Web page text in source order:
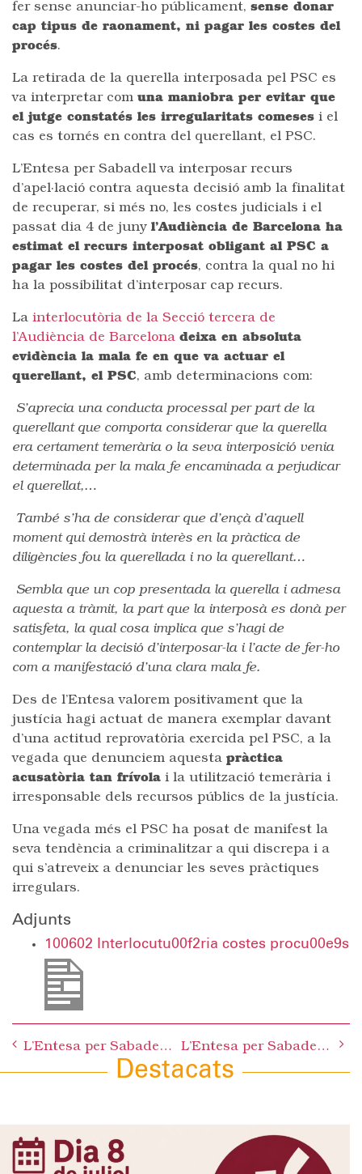
fer sense anunciar-ho públicament, sense donar
cap tipus de raonament, ni pagar les costes del
procés.
La retirada de la querella interposada pel PSC es
va interpretar com una maniobra per evitar que
el jutge constatés les irregularitats comeses i el
cas es tornés en contra del querellant, el PSC.
L’Entesa per Sabadell va interposar recurs
d’apel·lació contra aquesta decisió amb la finalitat
de recuperar, si més no, les costes judicials i el
passat dia 4 de juny l’Audiència de Barcelona ha
estimat el recurs interposat obligant al PSC a
pagar les costes del procés, contra la qual no hi
ha la possibilitat d’interposar cap recurs.
La interlocutòria de la Secció tercera de
l’Audiència de Barcelona deixa en absoluta
evidència la mala fe en que va actuar el
querellant, el PSC, amb determinacions com:
S’aprecia una conducta processal per part de la
querellant que comporta considerar que la querella
era certament temerària o la seva interposició venia
determinada per la mala fe encaminada a perjudicar
el querellat,…
També s’ha de considerar que d’ençà d’aquell
moment qui demostrà interès en la pràctica de
diligències fou la querellada i no la querellant…
Sembla que un cop presentada la querella i admesa
aquesta a tràmit, la part que la interposà es donà per
satisfeta, la qual cosa implica que s’hagi de
contemplar la decisió d’interposar-la i l’acte de fer-ho
com a manifestació d’una clara mala fe.
Des de l’Entesa valorem positivament que la
justícia hagi actuat de manera exemplar davant
d’una actitud reprovatòria exercida pel PSC, a la
vegada que denunciem aquesta pràctica
acusatòria tan frívola i la utilització temerària i
irresponsable dels recursos públics de la justícia.
Una vegada més el PSC ha posat de manifest la
seva tendència a criminalitzar a qui discrepa i a
qui s’atreveix a denunciar les seves pràctiques
irregulars.
Adjunts
100602 Interlocutu00f2ria costes procu00e9s
navigation
L’Entesa per Sabadell reclama informació oficial sobre les obres dels FGC i exigeix la reunió urgent de la Comissió de seguiment de ciutat de les obres L’Entesa per Sabadell sol·licita a l’alcalde la continuïtat dels Tallers de Coneixement d’oficis i del SADAPI
Destacats